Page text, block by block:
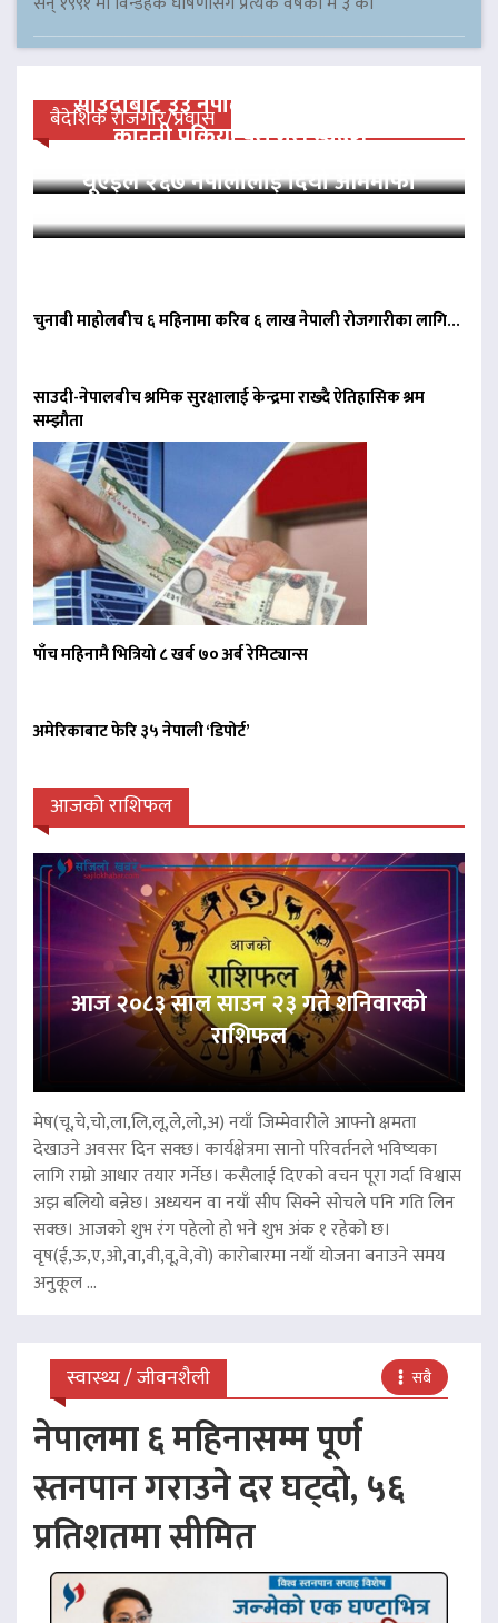
बैदेशिक रोजगार/प्रवास
साउदीबाट ३३ नेपाली कैदीलाई आममाफी,
कानुनी प्रक्रिया पूरा गरी स्वदेश…
यूएईले २६७ नेपालीलाई दियो आममाफी
चुनावी माहोलबीच ६ महिनामा करिब ६ लाख नेपाली रोजगारीका लागि…
साउदी-नेपालबीच श्रमिक सुरक्षालाई केन्द्रमा राख्दै ऐतिहासिक श्रम
सम्झौता
पाँच महिनामै भित्रियो ८ खर्ब ७० अर्ब रेमिट्यान्स
अमेरिकाबाट फेरि ३५ नेपाली ‘डिपोर्ट’
आजको राशिफल
आज २०८३ साल साउन २३ गते शनिवारको
राशिफल
मेष(चू,चे,चो,ला,लि,लू,ले,लो,अ) नयाँ जिम्मेवारीले आफ्नो क्षमता
देखाउने अवसर दिन सक्छ। कार्यक्षेत्रमा सानो परिवर्तनले भविष्यका
लागि राम्रो आधार तयार गर्नेछ। कसैलाई दिएको वचन पूरा गर्दा विश्वास
अझ बलियो बन्नेछ। अध्ययन वा नयाँ सीप सिक्ने सोचले पनि गति लिन
सक्छ। आजको शुभ रंग पहेलो हो भने शुभ अंक १ रहेको छ।
वृष(ई,ऊ,ए,ओ,वा,वी,वू,वे,वो) कारोबारमा नयाँ योजना बनाउने समय
अनुकूल ...
स्वास्थ्य / जीवनशैली सबै
नेपालमा ६ महिनासम्म पूर्ण
स्तनपान गराउने दर घट्दो, ५६
प्रतिशतमा सीमित